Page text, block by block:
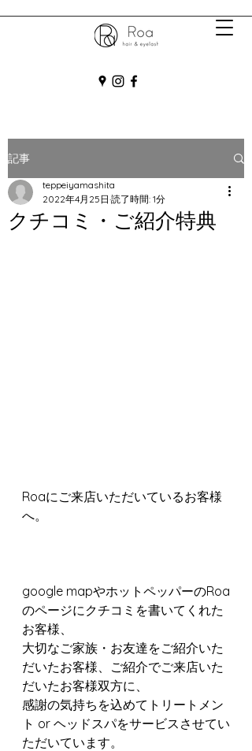
記事
クチコミ・ご紹介特典
teppeiyamashita
2022年4月25日 読了時間: 1分
Roaにご来店いただいているお客様
へ。
google mapやホットペッパーのRoa
のページにクチコミを書いてくれた
お客様、
大切なご家族・お友達をご紹介いた
だいたお客様、ご紹介でご来店いた
だいたお客様双方に、
感謝の気持ちを込めてトリートメン
ト or ヘッドスパをサービスさせてい
ただいています。